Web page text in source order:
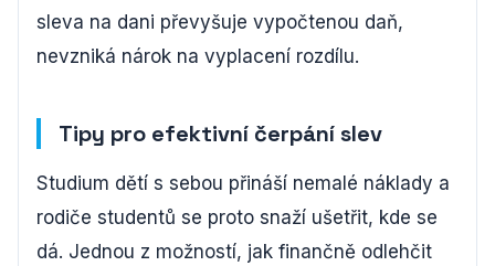
sleva na dani převyšuje vypočtenou daň,
nevzniká nárok na vyplacení rozdílu.
Tipy pro efektivní čerpání slev
Studium dětí s sebou přináší nemalé náklady a
rodiče studentů se proto snaží ušetřit, kde se
dá. Jednou z možností, jak finančně odlehčit